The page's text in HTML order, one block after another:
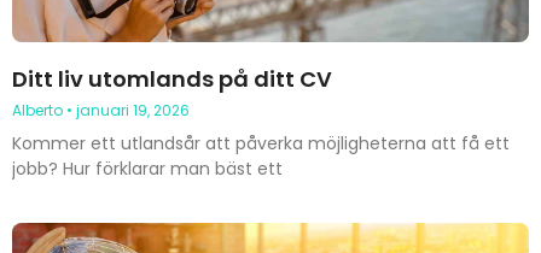
Ditt liv utomlands på ditt CV
Alberto januari 19, 2026
Kommer ett utlandsår att påverka möjligheterna att få ett
jobb? Hur förklarar man bäst ett